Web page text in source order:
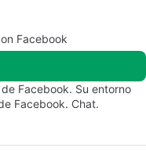
Facebook
Facebook. Su entorno
Facebook. Chat.